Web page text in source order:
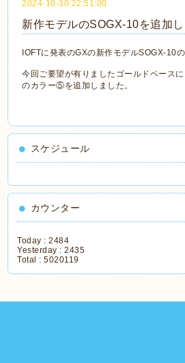
2024-10-30 22:51:00
新作モデルのSOGX-10を追加
IOFTに発表のGXの新作モデルSOGX-10
今回ご要望が有りましたゴールドベース
のカラー⑤を追加しました。
スケジュール
カウンター
Today :2484
Yesterday :2435
Total :5020119